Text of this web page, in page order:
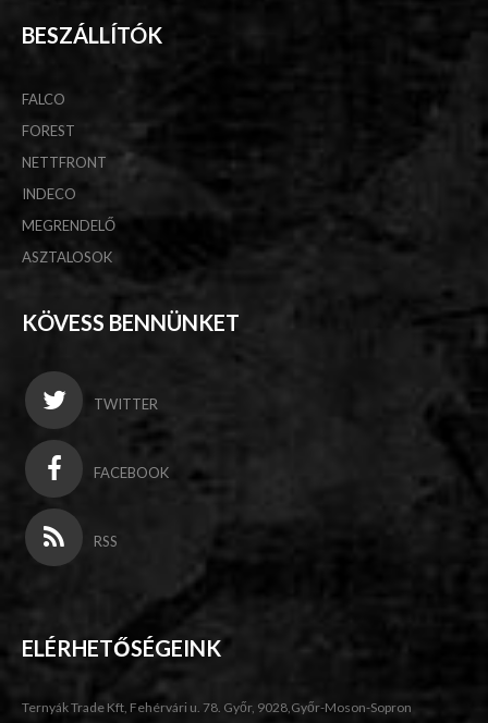
BESZÁLLÍTÓK
FALCO
FOREST
NETTFRONT
INDECO
MEGRENDELŐ
ASZTALOSOK
KÖVESS BENNÜNKET
TWITTER
FACEBOOK
RSS
ELÉRHETŐSÉGEINK
Ternyák Trade Kft, Fehérvári u. 78. Győr, 9028,Győr-Moson-Sopron